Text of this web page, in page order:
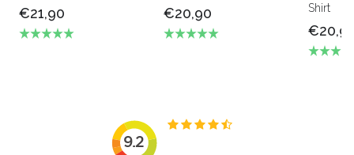
€21,90 €20,90
Shirt